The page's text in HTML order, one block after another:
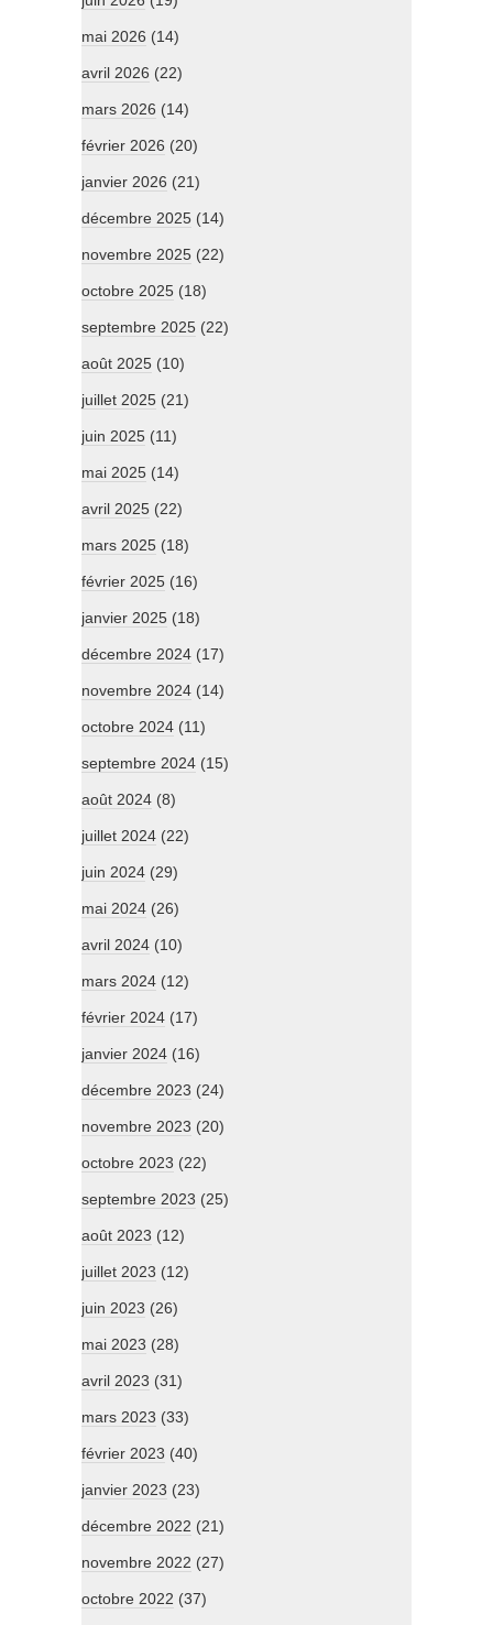
mai 2026 (14)
avril 2026 (22)
mars 2026 (14)
février 2026 (20)
janvier 2026 (21)
décembre 2025 (14)
novembre 2025 (22)
octobre 2025 (18)
septembre 2025 (22)
août 2025 (10)
juillet 2025 (21)
juin 2025 (11)
mai 2025 (14)
avril 2025 (22)
mars 2025 (18)
février 2025 (16)
janvier 2025 (18)
décembre 2024 (17)
novembre 2024 (14)
octobre 2024 (11)
septembre 2024 (15)
août 2024 (8)
juillet 2024 (22)
juin 2024 (29)
mai 2024 (26)
avril 2024 (10)
mars 2024 (12)
février 2024 (17)
janvier 2024 (16)
décembre 2023 (24)
novembre 2023 (20)
octobre 2023 (22)
septembre 2023 (25)
août 2023 (12)
juillet 2023 (12)
juin 2023 (26)
mai 2023 (28)
avril 2023 (31)
mars 2023 (33)
février 2023 (40)
janvier 2023 (23)
décembre 2022 (21)
novembre 2022 (27)
octobre 2022 (37)